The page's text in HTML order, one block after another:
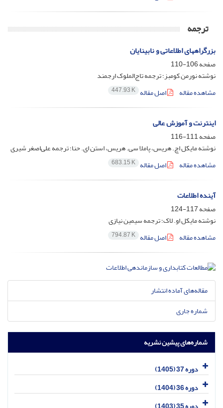
ترجمه
بزرگراههای اطلاعاتی و نابینایان
صفحه106-110
نوشته نورمن کومبز؛ ترجمه تاج‌الملوک ارجمند
مشاهده مقاله
اصل مقاله 447.93 K
اینترنت و آموزش عالی
صفحه111-116
نوشته مایکل اچ. هریس، پاملا سی. هریس، استن ای. حنا؛ ترجمه علی‌اصغر شیری
مشاهده مقاله
اصل مقاله 683.15 K
آینده اطلاعات
صفحه117-124
نوشته مایکل او. لاک؛ ترجمه سیمین نیازی
مشاهده مقاله
اصل مقاله 794.87 K
مقاله‌های آماده انتشار
شماره جاری
شماره‌های پیشین نشریه
دوره 37 (1405)
دوره 36 (1404)